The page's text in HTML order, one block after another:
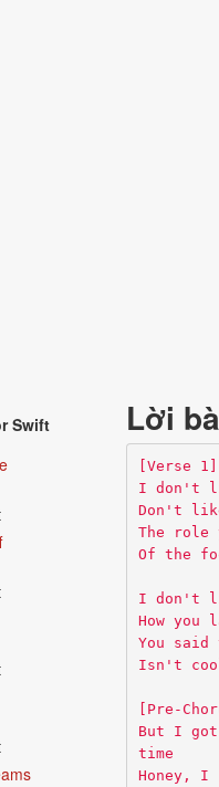
Swift
Lời
[Verse 1]
I don't
Don't
The role
Of the
I don't
How you
You said
Isn't
[Pre-
But I
time
Honey,